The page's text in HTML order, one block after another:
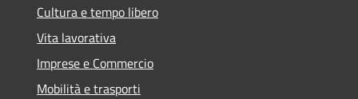
Cultura e tempo libero
Vita lavorativa
Imprese e Commercio
Mobilità e trasporti